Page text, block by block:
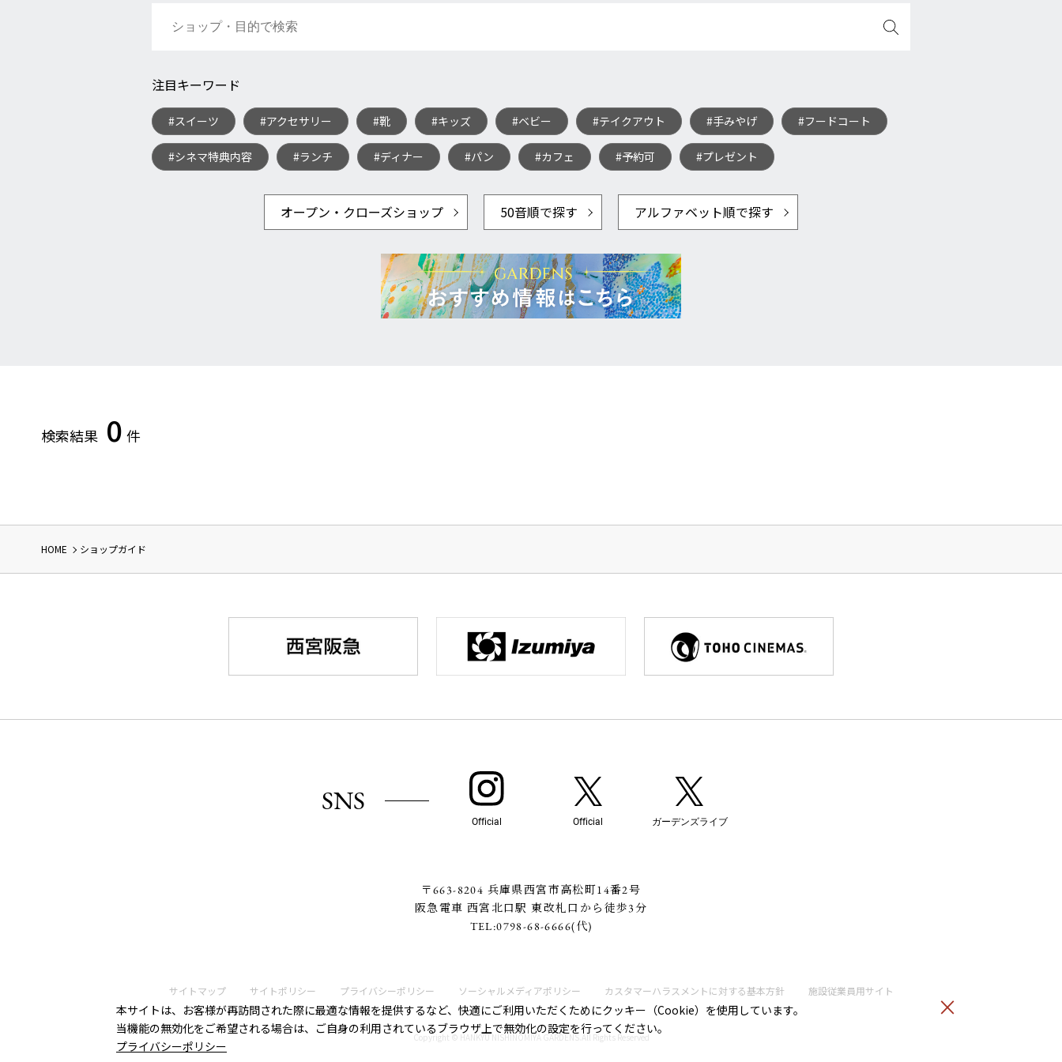
本サイトは、お客様が再訪問された際に最適な情報を提供するなど、快適にご利用いただくためにクッキー（Cookie）を使用しています。
当機能の無効化をご希望される場合は、ご自身の利用されているブラウザ上で無効化の設定を行ってください。
プライバシーポリシー
注目キーワード
#スイーツ #アクセサリー #靴 #キッズ #ベビー #テイクアウト #手みやげ #フードコート
#シネマ特典内容 #ランチ #ディナー #パン #カフェ #予約可 #プレゼント
オープン・クローズショップ 50音順で探す アルファベット順で探す
検索結果 0 件
HOME ショップガイド
SNS
Official Official ガーデンズライブ
〒663-8204 兵庫県西宮市高松町14番2号
阪急電車 西宮北口駅 東改札口から徒歩3分
TEL:0798-68-6666(代)
サイトマップ サイトポリシー プライバシーポリシー ソーシャルメディアポリシー カスタマーハラスメントに対する基本方針 施設従業員用サイト
Copyright © HANKYU NISHINOMIYA GARDENS.All Rights Reserved